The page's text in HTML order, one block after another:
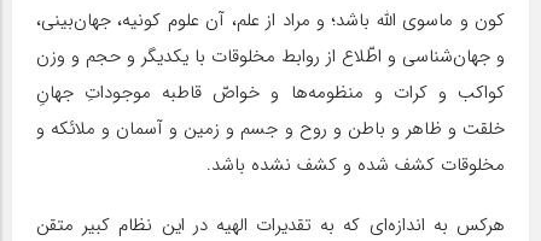
کون و ما‌سوی الله باشد؛ و مراد از علم، آن علوم کونیه، جهان‌بینی،
و جهان‌شناسی و اطّلاع از روابط مخلوقات با یکدیگر و حجم و وزن
کواکب و کرات و منظومه‌ها و خواصّ قاطبه موجوداتِ جهانِ
خلقت و ظاهر و باطن و روح و جسم و زمین و آسمان و ملائکه و
مخلوقات کشف شده و کشف نشده باشد.
هرکس به اندازه‌ای که به تقدیرات الهیه در این نظام کبیر متقن